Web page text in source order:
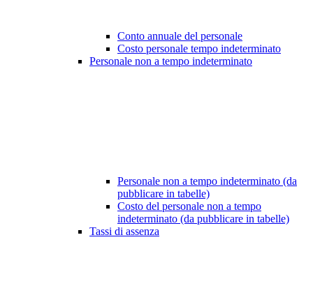
Conto annuale del personale
Costo personale tempo indeterminato
Personale non a tempo indeterminato
Personale non a tempo indeterminato (da
pubblicare in tabelle)
Costo del personale non a tempo
indeterminato (da pubblicare in tabelle)
Tassi di assenza